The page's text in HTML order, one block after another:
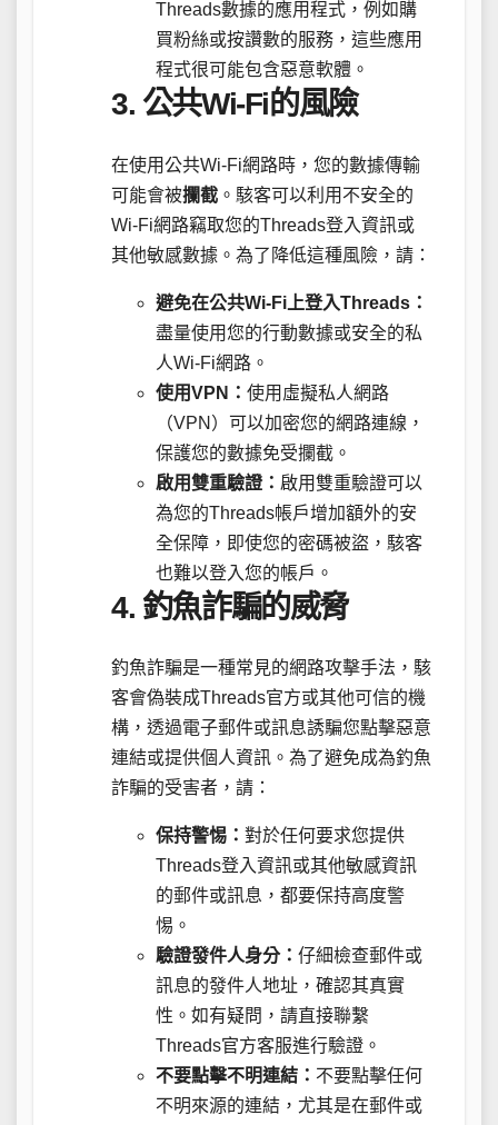
Threads數據的應用程式，例如購
買粉絲或按讚數的服務，這些應用
程式很可能包含惡意軟體。
3. 公共Wi-Fi的風險
在使用公共Wi-Fi網路時，您的數據傳輸
可能會被攔截 。駭客可以利用不安全的
Wi-Fi網路竊取您的Threads登入資訊或
其他敏感數據。為了降低這種風險，請：
避免在公共Wi-Fi上登入Threads：
盡量使用您的行動數據或安全的私
人Wi-Fi網路。
使用VPN： 使用虛擬私人網路
（VPN）可以加密您的網路連線，
保護您的數據免受攔截。
啟用雙重驗證： 啟用雙重驗證可以
為您的Threads帳戶增加額外的安
全保障，即使您的密碼被盜，駭客
也難以登入您的帳戶。
4. 釣魚詐騙的威脅
釣魚詐騙是一種常見的網路攻擊手法，駭
客會偽裝成Threads官方或其他可信的機
構，透過電子郵件或訊息誘騙您點擊惡意
連結或提供個人資訊。為了避免成為釣魚
詐騙的受害者，請：
保持警惕： 對於任何要求您提供
Threads登入資訊或其他敏感資訊
的郵件或訊息，都要保持高度警
惕。
驗證發件人身分： 仔細檢查郵件或
訊息的發件人地址，確認其真實
性。如有疑問，請直接聯繫
Threads官方客服進行驗證。
不要點擊不明連結： 不要點擊任何
不明來源的連結，尤其是在郵件或